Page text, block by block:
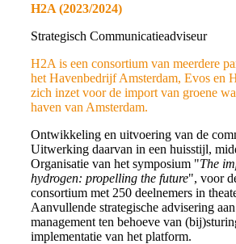
H2A (2023/2024)
Strategisch Communicatieadviseur
H2A is een consortium van meerdere
het Havenbedrijf Amsterdam, Evos en
zich inzet voor de import van groene
haven van Amsterdam.
Ontwikkeling en uitvoering van de
Uitwerking daarvan in een huisstijl,
Organisatie van het symposium "The
hydrogen: propelling the future", voor
consortium met 250 deelnemers in
Aanvullende strategische advisering
management ten behoeve van
implementatie van het platform.